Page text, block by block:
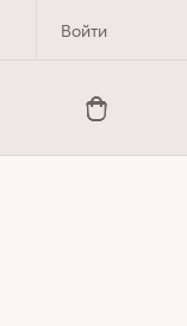
Войти